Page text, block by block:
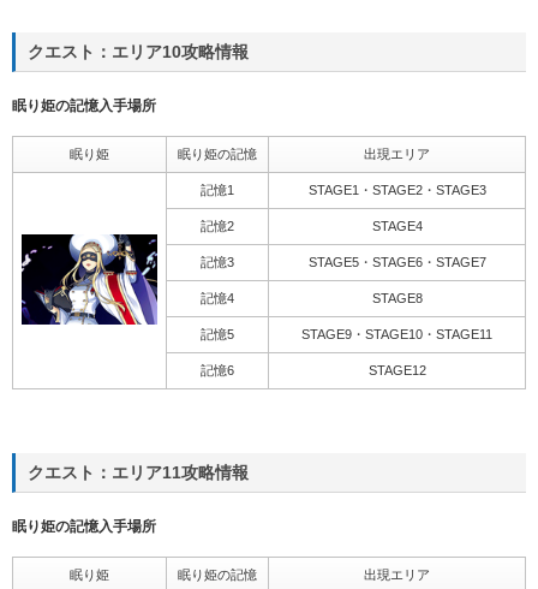
クエスト：エリア10攻略情報
眠り姫の記憶入手場所
眠り姫 眠り姫の記憶 出現エリア
記憶1 STAGE1・STAGE2・STAGE3
記憶2 STAGE4
記憶3 STAGE5・STAGE6・STAGE7
記憶4 STAGE8
記憶5 STAGE9・STAGE10・STAGE11
記憶6 STAGE12
クエスト：エリア11攻略情報
眠り姫の記憶入手場所
眠り姫 眠り姫の記憶 出現エリア